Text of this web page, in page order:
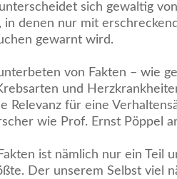
unterscheidet sich gewaltig
in denen nur mit
gewarnt wird.
von Fakten – wie
und
Relevanz für eine
wie Prof. Ernst Pöppel
ist nämlich nur ein Teil
Der unserem Selbst viel